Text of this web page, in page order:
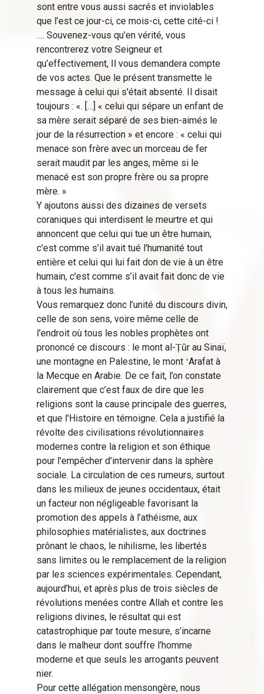
sont entre vous aussi sacrés et inviolables
que l’est ce jour-ci, ce mois-ci, cette cité-ci !
…. Souvenez-vous qu’en vérité, vous
rencontrerez votre Seigneur et
qu’effectivement, Il vous demandera compte
de vos actes. Que le présent transmette le
message à celui qui s'était absenté. Il disait
toujours : «. […] « celui qui sépare un enfant de
sa mère serait séparé de ses bien-aimés le
jour de la résurrection » et encore : « celui qui
menace son frère avec un morceau de fer
serait maudit par les anges, même si le
menacé est son propre frère ou sa propre
mère. »
Y ajoutons aussi des dizaines de versets
coraniques qui interdisent le meurtre et qui
annoncent que celui qui tue un être humain,
c'est comme s’il avait tué l'humanité tout
entière et celui qui lui fait don de vie à un être
humain, c'est comme s’il avait fait donc de vie
à tous les humains.
Vous remarquez donc l’unité du discours divin,
celle de son sens, voire même celle de
l'endroit où tous les nobles prophètes ont
prononcé ce discours : le mont al-Ṭūr au Sinaï,
une montagne en Palestine, le mont ʻArafat à
la Mecque en Arabie. De ce fait, l’on constate
clairement que c’est faux de dire que les
religions sont la cause principale des guerres,
et que l'Histoire en témoigne. Cela a justifié la
révolte des civilisations révolutionnaires
modernes contre la religion et son éthique
pour l'empêcher d'intervenir dans la sphère
sociale. La circulation de ces rumeurs, surtout
dans les milieux de jeunes occidentaux, était
un facteur non négligeable favorisant la
promotion des appels à l’athéisme, aux
philosophies matérialistes, aux doctrines
prônant le chaos, le nihilisme, les libertés
sans limites ou le remplacement de la religion
par les sciences expérimentales. Cependant,
aujourd’hui, et après plus de trois siècles de
révolutions menées contre Allah et contre les
religions divines, le résultat qui est
catastrophique par toute mesure, s’incarne
dans le malheur dont souffre l’homme
moderne et que seuls les arrogants peuvent
nier.
Pour cette allégation mensongère, nous